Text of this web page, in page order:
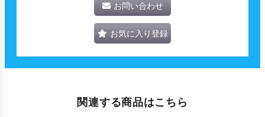
お問い合わせ
お気に入り登録
関連する商品はこちら